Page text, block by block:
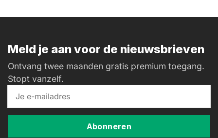
Meld je aan voor de nieuwsbrieven
Ontvang twee maanden gratis premium toegang.
Stopt vanzelf.
Abonneren